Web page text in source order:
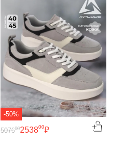
-50%
253800₽
507600